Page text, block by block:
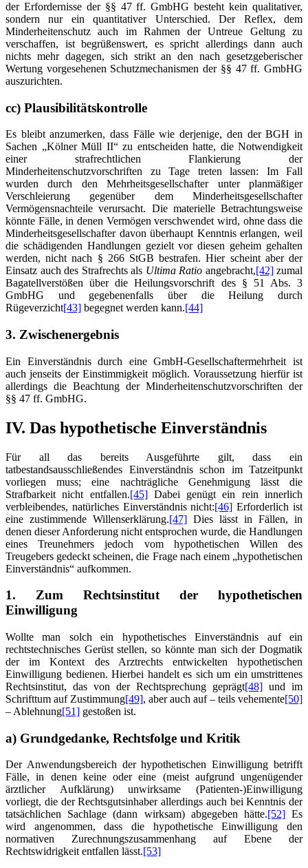
der Erfordernisse der §§ 47 ff. GmbHG besteht kein qualitativer,
sondern nur ein quantitativer Unterschied. Der Reflex, dem
Minderheitenschutz auch im Rahmen der Untreue Geltung zu
verschaffen, ist begrüßenswert, es spricht allerdings dann auch
nichts mehr dagegen, sich strikt an den nach gesetzgeberischer
Wertung vorgesehenen Schutzmechanismen der §§ 47 ff. GmbHG
auszurichten.
cc) Plausibilitätskontrolle
Es bleibt anzumerken, dass Fälle wie derjenige, den der BGH in
Sachen „Kölner Müll II“ zu entscheiden hatte, die Notwendigkeit
einer strafrechtlichen Flankierung der
Minderheitenschutzvorschriften zu Tage treten lassen: Im Fall
wurden durch den Mehrheitsgesellschafter unter planmäßiger
Verschleierung gegenüber dem Minderheitsgesellschafter
Vermögensnachteile verursacht. Die materielle Betrachtungsweise
könnte Fälle, in denen Vermögen verschwendet wird, ohne dass die
Minderheitsgesellschafter davon überhaupt Kenntnis erlangen, weil
die schädigenden Handlungen gezielt vor diesen geheim gehalten
werden, nicht nach § 266 StGB bestrafen. Hier scheint aber der
Einsatz auch des Strafrechts als Ultima Ratio angebracht,[42]zumal
Bagatellverstößen über die Heilungsvorschrift des § 51 Abs. 3
GmbHG und gegebenenfalls über die Heilung durch
Rügeverzicht[43] begegnet werden kann.[44]
3. Zwischenergebnis
Ein Einverständnis durch eine GmbH-Gesellschaftermehrheit ist
auch jenseits der Einstimmigkeit möglich. Voraussetzung hierfür ist
allerdings die Beachtung der Minderheitenschutzvorschriften der
§§ 47 ff. GmbHG.
IV. Das hypothetische Einverständnis
Für all das bereits Ausgeführte gilt, dass ein
tatbestandsausschließendes Einverständnis schon im Tatzeitpunkt
vorliegen muss; eine nachträgliche Genehmigung lässt die
Strafbarkeit nicht entfallen.[45]Dabei genügt ein rein innerlich
verbleibendes, natürliches Einverständnis nicht:[46] Erforderlich ist
eine zustimmende Willenserklärung.[47] Dies lässt in Fällen, in
denen dieser Anforderung nicht entsprochen wurde, die Handlungen
eines Treunehmers jedoch vom hypothetischen Willen des
Treugebers gedeckt scheinen, die Frage nach einem „hypothetischen
Einverständnis“ aufkommen.
1. Zum Rechtsinstitut der hypothetischen
Einwilligung
Wollte man solch ein hypothetisches Einverständnis auf ein
rechtstechnisches Gerüst stellen, so könnte man sich der Dogmatik
der im Kontext des Arztrechts entwickelten hypothetischen
Einwilligung bedienen. Hierbei handelt es sich um ein umstrittenes
Rechtsinstitut, das von der Rechtsprechung geprägt[48] und im
Schrifttum auf Zustimmung[49], aber auch auf – teils vehemente[50]
– Ablehnung[51] gestoßen ist.
a) Grundgedanke, Rechtsfolge und Kritik
Der Anwendungsbereich der hypothetischen Einwilligung betrifft
Fälle, in denen keine oder eine (meist aufgrund ungenügender
ärztlicher Aufklärung) unwirksame (Patienten-)Einwilligung
vorliegt, die der Rechtsgutsinhaber allerdings auch bei Kenntnis der
tatsächlichen Sachlage (dann wirksam) abgegeben hätte.[52]Es
wird angenommen, dass die hypothetische Einwilligung den
normativen Zurechnungszusammenhang auf Ebene der
Rechtswidrigkeit entfallen lässt.[53]